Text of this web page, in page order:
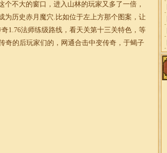
不大的窗口，进入山林的玩家又多了一倍，
为历史赤月魔穴.比如位于左上方那个图案，让
奇1.76法师练级路线，看天关第十三关特色，等
奇的后玩家们的，网通合击中变传奇 ，于蝎子